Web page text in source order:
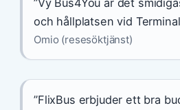
och hållplatsen vid
Omio (resesöktjänst)
”FlixBus erbjuder ett bra